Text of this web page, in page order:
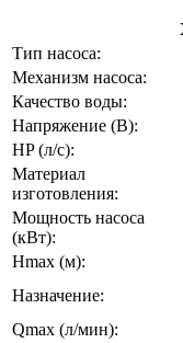
Тип насоса:
Механизм насоса:
Качество воды:
Напряжение (В):
HP (л/с):
Материал
изготовления:
Мощность насоса
(кВт):
Hmax (м):
Назначение:
Qmax (л/мин):